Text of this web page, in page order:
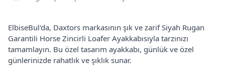
ElbiseBul'da, Daxtors markasının şık ve zarif Siyah Rugan
Garantili Horse Zincirli Loafer Ayakkabısıyla tarzınızı
tamamlayın. Bu özel tasarım ayakkabı, günlük ve özel
günlerinizde rahatlık ve şıklık sunar.